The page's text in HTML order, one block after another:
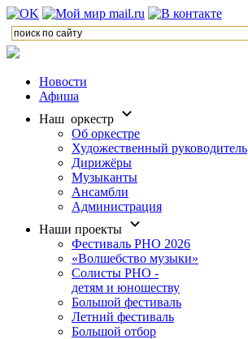
Новости
Афиша
Наш оркестр
Об оркестре
Художественный руководитель
Дирижёры
Музыканты
Ансамбли
Администрация
Наши проекты
Фестиваль РНО 2026
«Волшебство музыки»
Солисты РНО -
детям и юношеству
Большой фестиваль
Летний фестиваль
Большой отбор